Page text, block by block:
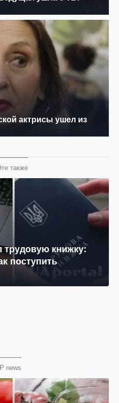
также
трудовую книжку:
поступить
news